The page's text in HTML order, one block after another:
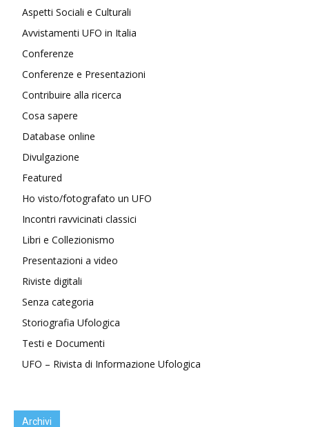
Aspetti Sociali e Culturali
Avvistamenti UFO in Italia
Conferenze
Conferenze e Presentazioni
Contribuire alla ricerca
Cosa sapere
Database online
Divulgazione
Featured
Ho visto/fotografato un UFO
Incontri ravvicinati classici
Libri e Collezionismo
Presentazioni a video
Riviste digitali
Senza categoria
Storiografia Ufologica
Testi e Documenti
UFO – Rivista di Informazione Ufologica
Archivi